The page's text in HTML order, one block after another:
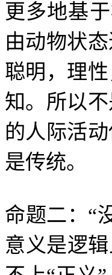
更多地基
由动物状
聪明，理
知。所以
的人际活
是传统。
命题二： “
意义是逻